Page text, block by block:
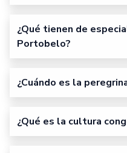
¿Qué tienen de
Portobelo?
¿Cuándo es la
¿Qué es la cultura